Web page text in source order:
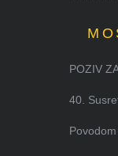
POZIV
40.